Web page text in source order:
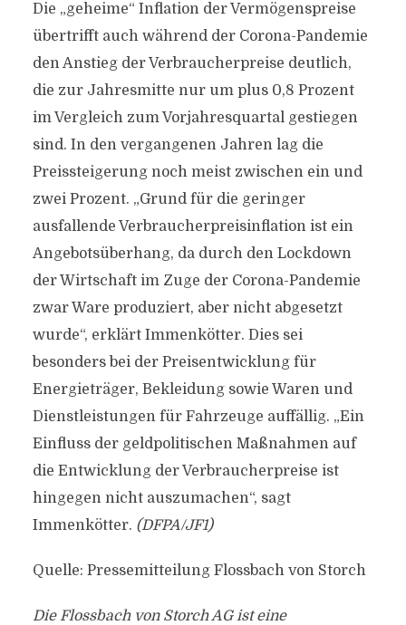
Die „geheime“ Inflation der Vermögenspreise
übertrifft auch während der Corona-Pandemie
den Anstieg der Verbraucherpreise deutlich,
die zur Jahresmitte nur um plus 0,8 Prozent
im Vergleich zum Vorjahresquartal gestiegen
sind. In den vergangenen Jahren lag die
Preissteigerung noch meist zwischen ein und
zwei Prozent. „Grund für die geringer
ausfallende Verbraucherpreisinflation ist ein
Angebotsüberhang, da durch den Lockdown
der Wirtschaft im Zuge der Corona-Pandemie
zwar Ware produziert, aber nicht abgesetzt
wurde“, erklärt Immenkötter. Dies sei
besonders bei der Preisentwicklung für
Energieträger, Bekleidung sowie Waren und
Dienstleistungen für Fahrzeuge auffällig. „Ein
Einfluss der geldpolitischen Maßnahmen auf
die Entwicklung der Verbraucherpreise ist
hingegen nicht auszumachen“, sagt
Immenkötter. (DFPA/JF1)
Quelle: Pressemitteilung Flossbach von Storch
Die Flossbach von Storch AG ist eine